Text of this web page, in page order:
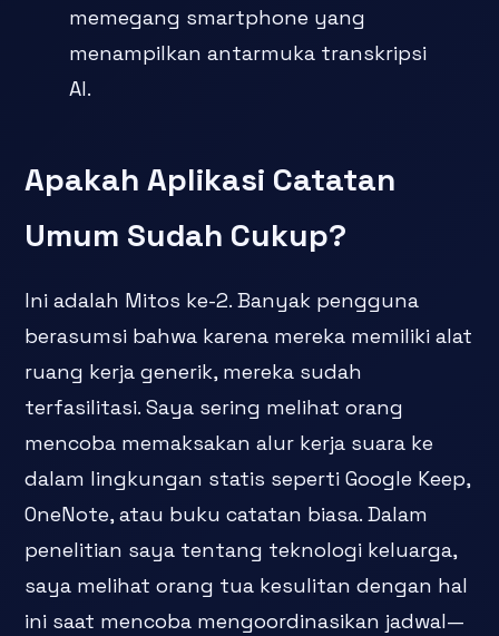
memegang smartphone yang
menampilkan antarmuka transkripsi
AI.
Apakah Aplikasi Catatan
Umum Sudah Cukup?
Ini adalah Mitos ke-2. Banyak pengguna
berasumsi bahwa karena mereka memiliki alat
ruang kerja generik, mereka sudah
terfasilitasi. Saya sering melihat orang
mencoba memaksakan alur kerja suara ke
dalam lingkungan statis seperti Google Keep,
OneNote, atau buku catatan biasa. Dalam
penelitian saya tentang teknologi keluarga,
saya melihat orang tua kesulitan dengan hal
ini saat mencoba mengoordinasikan jadwal—